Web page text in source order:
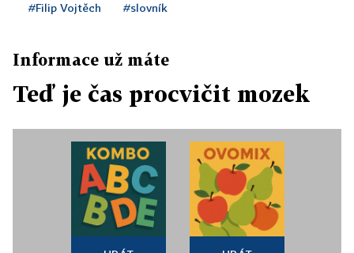
#Filip Vojtěch #slovník
Informace už máte
Teď je čas procvičit mozek